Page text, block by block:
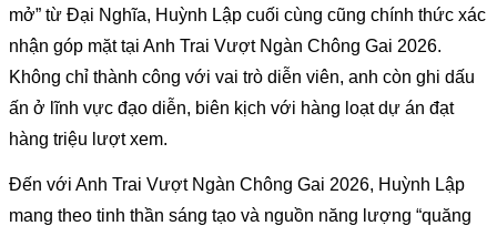
mở” từ Đại Nghĩa, Huỳnh Lập cuối cùng cũng chính thức xác
nhận góp mặt tại Anh Trai Vượt Ngàn Chông Gai 2026.
Không chỉ thành công với vai trò diễn viên, anh còn ghi dấu
ấn ở lĩnh vực đạo diễn, biên kịch với hàng loạt dự án đạt
hàng triệu lượt xem.
Đến với Anh Trai Vượt Ngàn Chông Gai 2026, Huỳnh Lập
mang theo tinh thần sáng tạo và nguồn năng lượng “quăng